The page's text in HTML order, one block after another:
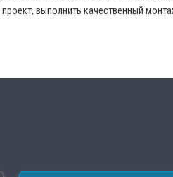
выполнить качественный